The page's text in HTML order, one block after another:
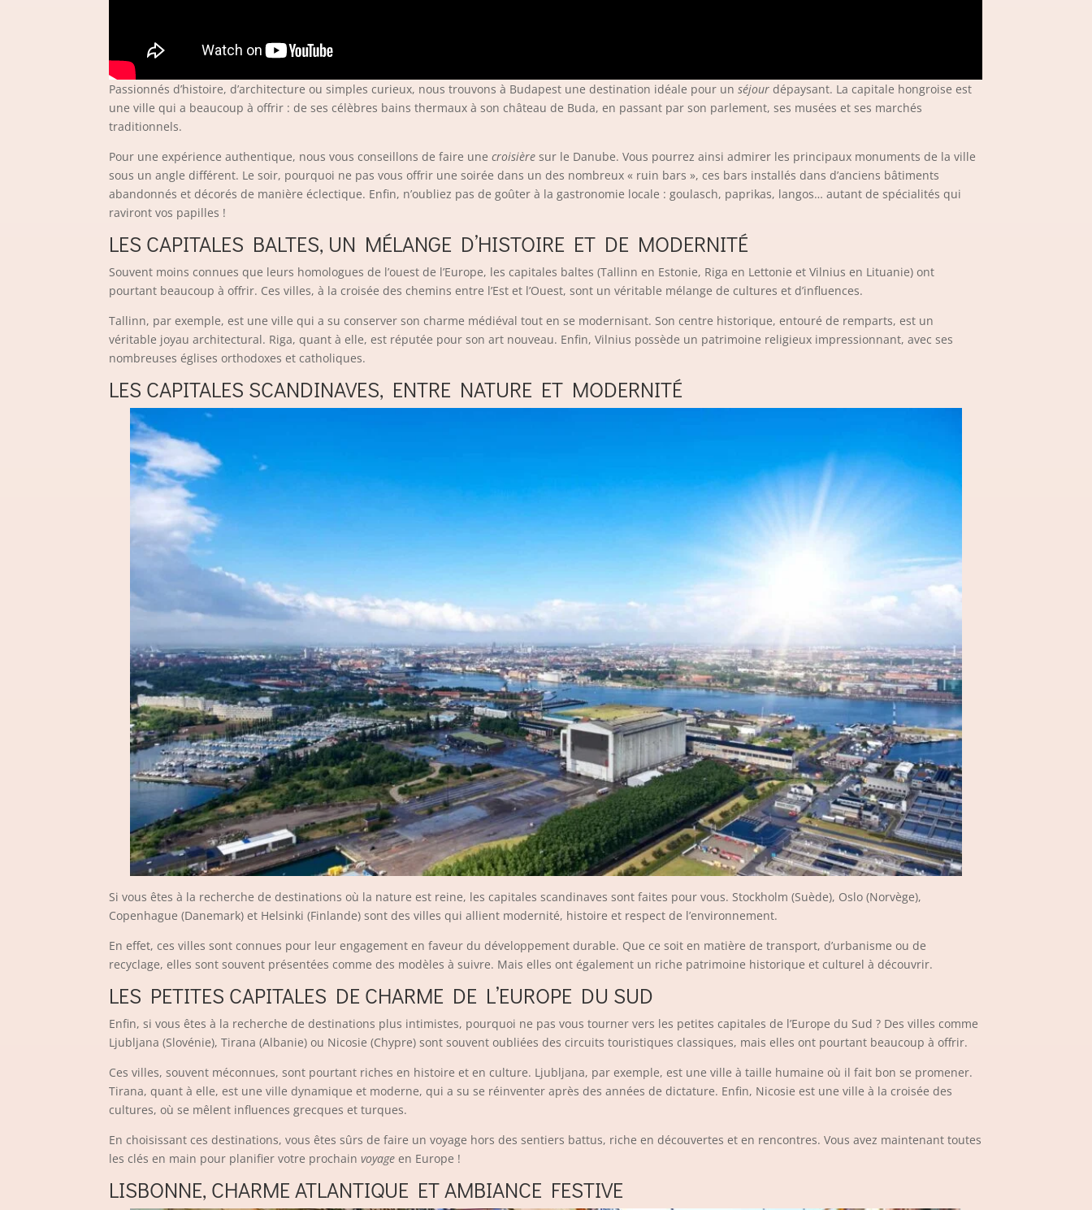
Passionnés d’histoire, d’architecture ou simples curieux, nous trouvons à Budapest une destination idéale pour unséjour dépaysant. La capitale hongroise est
une ville qui a beaucoup à offrir : de ses célèbres bains thermaux à son château de Buda, en passant par son parlement, ses musées et ses marchés
traditionnels.
Pour une expérience authentique, nous vous conseillons de faire unecroisière sur le Danube. Vous pourrez ainsi admirer les principaux monuments de la ville
sous un angle différent. Le soir, pourquoi ne pas vous offrir une soirée dans un des nombreux « ruin bars », ces bars installés dans d’anciens bâtiments
abandonnés et décorés de manière éclectique. Enfin, n’oubliez pas de goûter à la gastronomie locale : goulasch, paprikas, langos… autant de spécialités qui
raviront vos papilles !
LES CAPITALES BALTES, UN MÉLANGE D’HISTOIRE ET DE MODERNITÉ
Souvent moins connues que leurs homologues de l’ouest de l’Europe, les capitales baltes (Tallinn en Estonie, Riga en Lettonie et Vilnius en Lituanie) ont
pourtant beaucoup à offrir. Ces villes, à la croisée des chemins entre l’Est et l’Ouest, sont un véritable mélange de cultures et d’influences.
Tallinn, par exemple, est une ville qui a su conserver son charme médiéval tout en se modernisant. Son centre historique, entouré de remparts, est un
véritable joyau architectural. Riga, quant à elle, est réputée pour son art nouveau. Enfin, Vilnius possède un patrimoine religieux impressionnant, avec ses
nombreuses églises orthodoxes et catholiques.
LES CAPITALES SCANDINAVES, ENTRE NATURE ET MODERNITÉ
Si vous êtes à la recherche de destinations où la nature est reine, les capitales scandinaves sont faites pour vous. Stockholm (Suède), Oslo (Norvège),
Copenhague (Danemark) et Helsinki (Finlande) sont des villes qui allient modernité, histoire et respect de l’environnement.
En effet, ces villes sont connues pour leur engagement en faveur du développement durable. Que ce soit en matière de transport, d’urbanisme ou de
recyclage, elles sont souvent présentées comme des modèles à suivre. Mais elles ont également un riche patrimoine historique et culturel à découvrir.
LES PETITES CAPITALES DE CHARME DE L’EUROPE DU SUD
Enfin, si vous êtes à la recherche de destinations plus intimistes, pourquoi ne pas vous tourner vers les petites capitales de l’Europe du Sud ? Des villes comme
Ljubljana (Slovénie), Tirana (Albanie) ou Nicosie (Chypre) sont souvent oubliées des circuits touristiques classiques, mais elles ont pourtant beaucoup à offrir.
Ces villes, souvent méconnues, sont pourtant riches en histoire et en culture. Ljubljana, par exemple, est une ville à taille humaine où il fait bon se promener.
Tirana, quant à elle, est une ville dynamique et moderne, qui a su se réinventer après des années de dictature. Enfin, Nicosie est une ville à la croisée des
cultures, où se mêlent influences grecques et turques.
En choisissant ces destinations, vous êtes sûrs de faire un voyage hors des sentiers battus, riche en découvertes et en rencontres. Vous avez maintenant toutes
les clés en main pour planifier votre prochainvoyage en Europe !
LISBONNE, CHARME ATLANTIQUE ET AMBIANCE FESTIVE